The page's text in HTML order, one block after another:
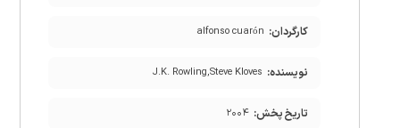
کارگردان: alfonso cuarón
نویسنده: J.K. Rowling,Steve Kloves
تاریخ پخش: ۲۰۰۴